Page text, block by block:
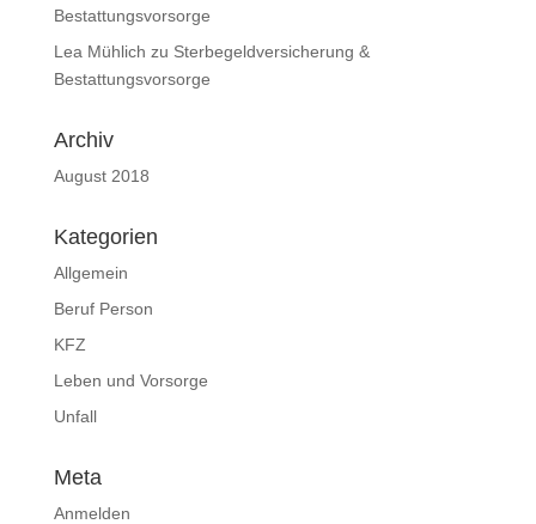
Bestattungsvorsorge
Lea Mühlich zu Sterbegeldversicherung &
Bestattungsvorsorge
Archiv
August 2018
Kategorien
Allgemein
Beruf Person
KFZ
Leben und Vorsorge
Unfall
Meta
Anmelden